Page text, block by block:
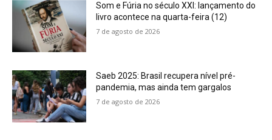
Som e Fúria no século XXI: lançamento do
livro acontece na quarta-feira (12)
7 de agosto de 2026
Saeb 2025: Brasil recupera nível pré-
pandemia, mas ainda tem gargalos
7 de agosto de 2026